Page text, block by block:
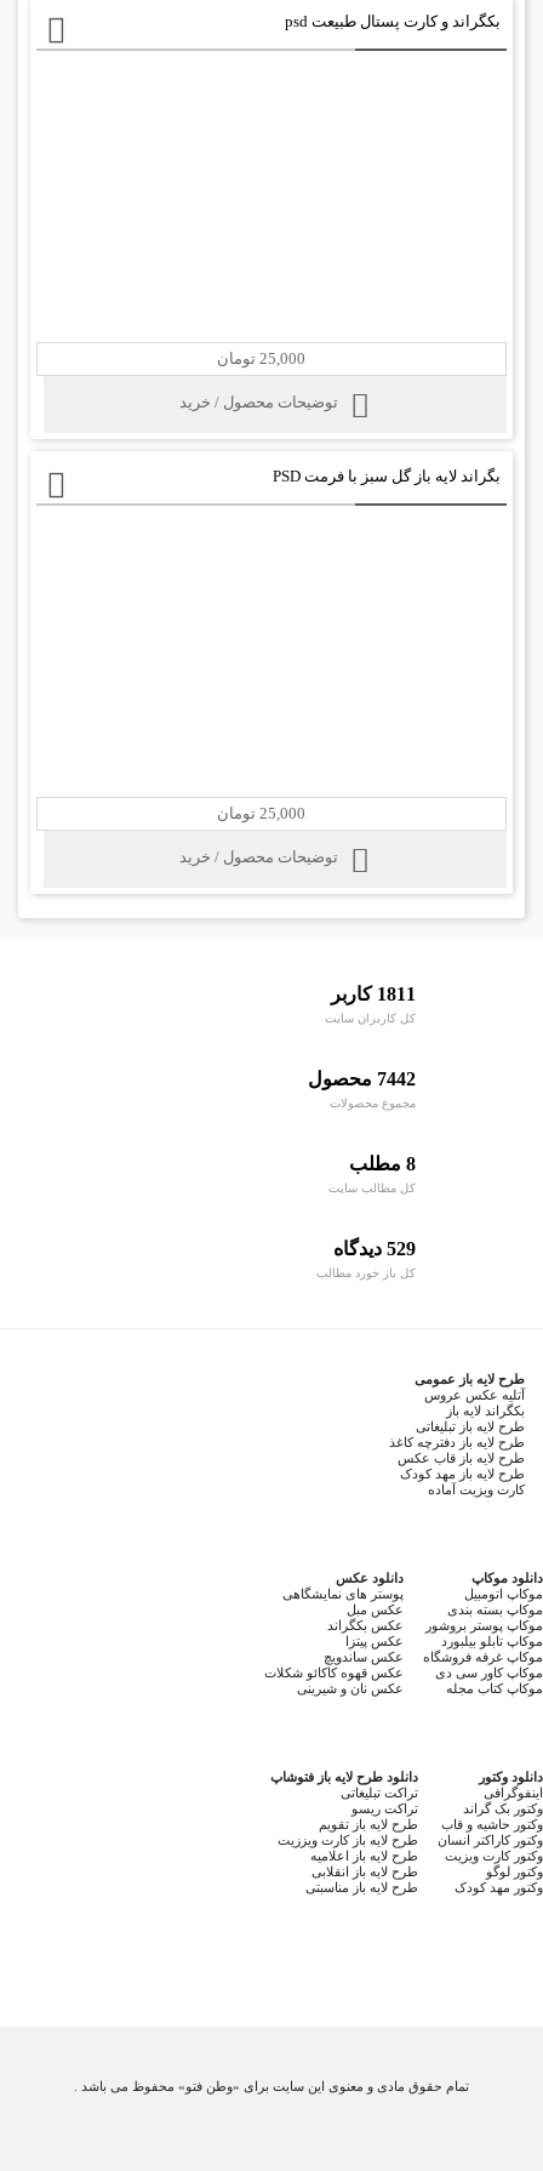
بکگراند و کارت پستال طبیعت psd
25,000 تومان
توضیحات محصول / خرید
بگراند لایه باز گل سبز با فرمت PSD
25,000 تومان
توضیحات محصول / خرید
1811 کاربر
کل کاربران سایت
7442 محصول
مجموع محصولات
8 مطلب
کل مطالب سایت
529 دیدگاه
کل باز خورد مطالب
طرح لایه باز عمومی
آتلیه عکس عروس
بکگراند لایه باز
طرح لایه باز تبلیغاتی
طرح لایه باز دفترچه کاغذ
طرح لایه باز قاب عکس
طرح لایه باز مهد کودک
کارت ویزیت آماده
دانلود موکاپ
موکاپ اتومبیل
موکاپ بسته بندی
موکاپ پوستر بروشور
موکاپ تابلو بیلبورد
موکاپ غرفه فروشگاه
موکاپ کاور سی دی
موکاپ کتاب مجله
دانلود عکس
پوستر های نمایشگاهی
عکس مبل
عکس بکگراند
عکس پیتزا
عکس ساندویچ
عکس قهوه کاکائو شکلات
عکس نان و شیرینی
دانلود وکتور
اینفوگرافی
وکتور بک گراند
وکتور حاشیه و قاب
وکتور کاراکتر انسان
وکتور کارت ویزیت
وکتور لوگو
وکتور مهد کودک
دانلود طرح لایه باز فتوشاپ
تراکت تبلیغاتی
تراکت ریسو
طرح لایه باز تقویم
طرح لایه باز کارت ویززیت
طرح لایه باز اعلامیه
طرح لایه باز انقلابی
طرح لایه باز مناسبتی
تمام حقوق مادی و معنوی این سایت برای «وطن فتو» محفوظ می باشد .